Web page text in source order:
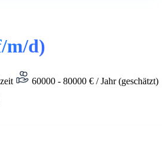
m/d)
60000 - 80000 € / Jahr (geschätzt)